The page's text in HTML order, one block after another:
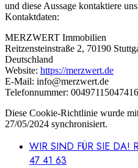
und diese Aussage kontaktiere
Kontaktdaten:
MERZWERT Immobilien
Reitzensteinstraße 2, 70190
Deutschland
Website: https://merzwert.de
E-Mail: info@merzwert.de
Telefonnummer:
Diese Cookie-Richtlinie wurde
27/05/2024 synchronisiert.
WIR SIND FÜR SIE DA!
47 41 63